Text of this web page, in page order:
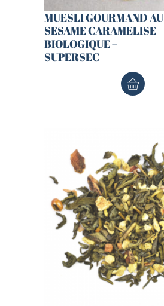
MUESLI GOURMAND AU
SESAME CARAMELISE
BIOLOGIQUE –
SUPERSEC